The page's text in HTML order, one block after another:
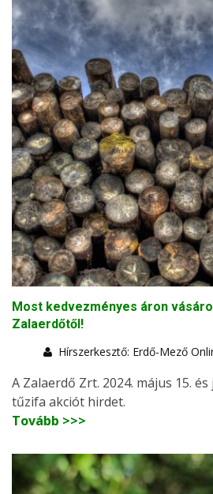
Most kedvezményes áron
Zalaerdőtől!
Hírszerkesztő: Erdő-Mező
A Zalaerdő Zrt. 2024. május 15.
tűzifa akciót hirdet.
Tovább >>>